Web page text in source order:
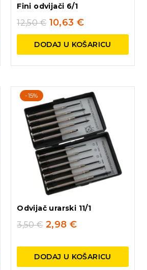
Fini odvijači 6/1
12,50€ 10,63 €
DODAJ U KOŠARICU
-15%
Odvijač urarski 11/1
3,50€ 2,98€
DODAJ U KOŠARICU